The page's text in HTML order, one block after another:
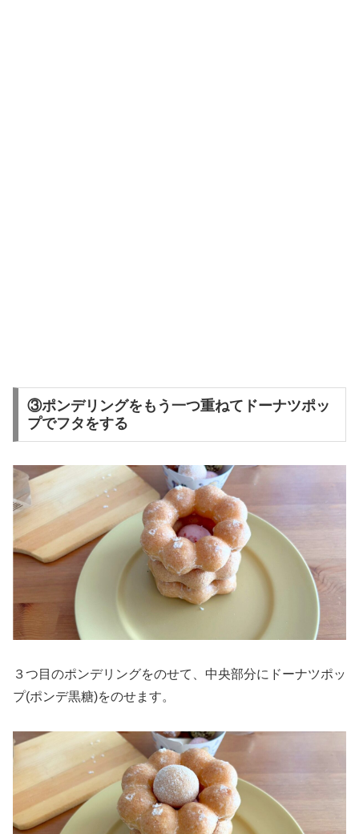
③ポンデリングをもう一つ重ねてドーナツポッ
プでフタをする
３つ目のポンデリングをのせて、中央部分にドーナツポッ
プ(ポンデ黒糖)をのせます。